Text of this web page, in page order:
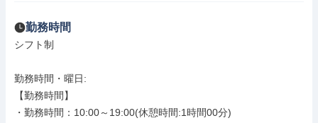
勤務時間
シフト制
勤務時間・曜日:
【勤務時間】
・勤務時間：10:00～19:00(休憩時間:1時間00分)